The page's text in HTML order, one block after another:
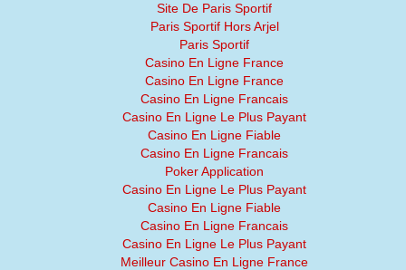
Site De Paris Sportif
Paris Sportif Hors Arjel
Paris Sportif
Casino En Ligne France
Casino En Ligne France
Casino En Ligne Francais
Casino En Ligne Le Plus Payant
Casino En Ligne Fiable
Casino En Ligne Francais
Poker Application
Casino En Ligne Le Plus Payant
Casino En Ligne Fiable
Casino En Ligne Francais
Casino En Ligne Le Plus Payant
Meilleur Casino En Ligne France